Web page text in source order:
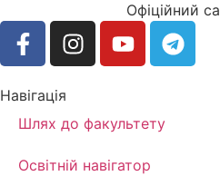
Офіційний
Навігація
Шлях до факультету
Освітній навігатор